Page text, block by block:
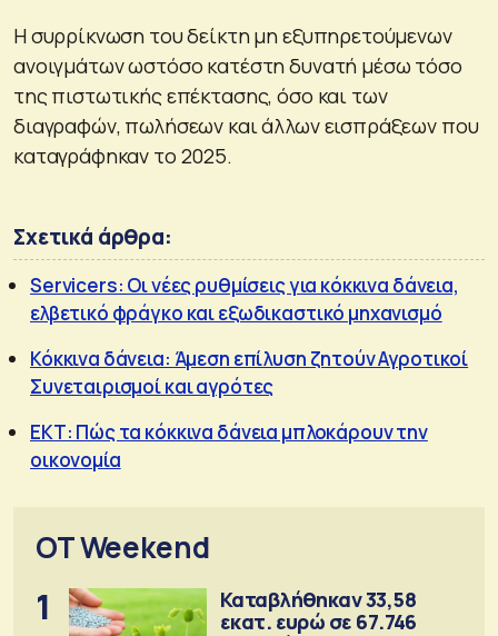
Η συρρίκνωση του δείκτη μη εξυπηρετούμενων
ανοιγμάτων ωστόσο κατέστη δυνατή μέσω τόσο
της πιστωτικής επέκτασης, όσο και των
διαγραφών, πωλήσεων και άλλων εισπράξεων που
καταγράφηκαν το 2025.
Σχετικά άρθρα:
Servicers: Οι νέες ρυθμίσεις για κόκκινα δάνεια,
ελβετικό φράγκο και εξωδικαστικό μηχανισμό
Κόκκινα δάνεια: Άμεση επίλυση ζητούν Αγροτικοί
Συνεταιρισμοί και αγρότες
ΕΚΤ: Πώς τα κόκκινα δάνεια μπλοκάρουν την
οικονομία
OT Weekend
1
Καταβλήθηκαν 33,58
εκατ. ευρώ σε 67.746